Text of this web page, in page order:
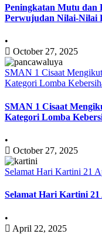
Peningkatan Mutu dan
Perwujudan Nilai-Nilai
•
October 27, 2025
SMAN 1 Cisaat
Kategori Lomba
SMAN 1 Cisaat
Kategori Lomba
•
October 27, 2025
Selamat Hari Kartini 21
Selamat Hari Kartini
•
April 22, 2025